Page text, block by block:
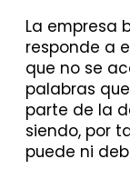
La empresa
responde a
que no se
palabras
parte de la
siendo, por
puede ni